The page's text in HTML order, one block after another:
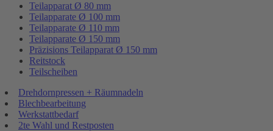
Teilapparat Ø 80 mm
Teilapparate Ø 100 mm
Teilapparate Ø 110 mm
Teilapparate Ø 150 mm
Präzisions Teilapparat Ø 150 mm
Reitstock
Teilscheiben
Drehdornpressen + Räumnadeln
Blechbearbeitung
Werkstattbedarf
2te Wahl und Restposten